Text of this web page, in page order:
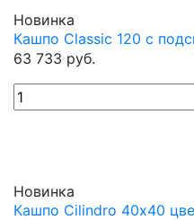
Новинка
Кашпо Classic 120 с
63 733 руб.
Новинка
Кашпо Cilindro 40х40